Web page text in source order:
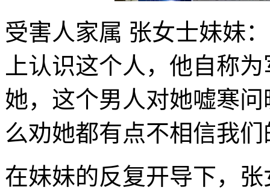
受害人家属 张女士妹妹
上认识这个人，他自称
她，这个男人对她嘘寒
么劝她都有点不相信我们
在妹妹的反复开导下，